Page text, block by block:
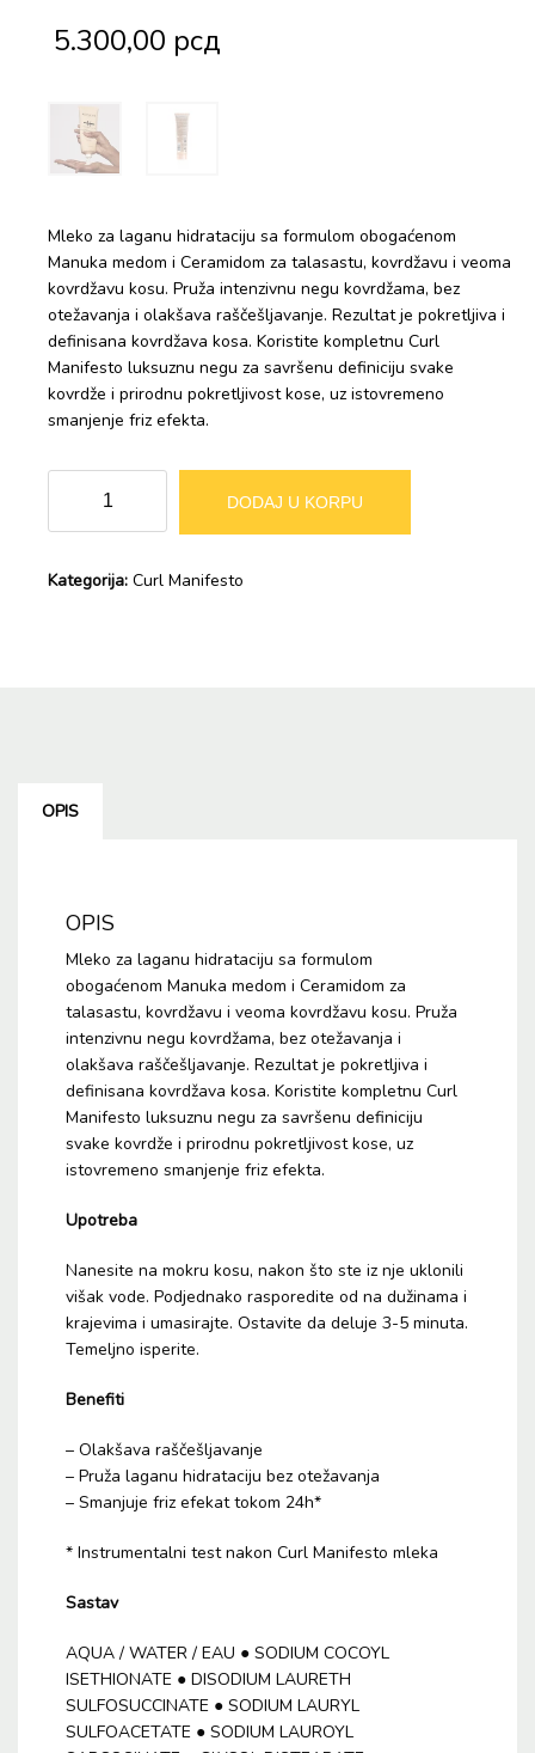
5.300,00 рсд
Mleko za laganu hidrataciju sa formulom obogaćenom
Manuka medom i Ceramidom za talasastu, kovrdžavu i veoma
kovrdžavu kosu. Pruža intenzivnu negu kovrdžama, bez
otežavanja i olakšava raščešljavanje. Rezultat je pokretljiva i
definisana kovrdžava kosa. Koristite kompletnu Curl
Manifesto luksuznu negu za savršenu definiciju svake
kovrdže i prirodnu pokretljivost kose, uz istovremeno
smanjenje friz efekta.
Manifesto
mleko
DODAJ U KORPU
Kategorija: Curl Manifesto
OPIS
OPIS
Mleko za laganu hidrataciju sa formulom
obogaćenom Manuka medom i Ceramidom za
talasastu, kovrdžavu i veoma kovrdžavu kosu. Pruža
intenzivnu negu kovrdžama, bez otežavanja i
olakšava raščešljavanje. Rezultat je pokretljiva i
definisana kovrdžava kosa. Koristite kompletnu Curl
Manifesto luksuznu negu za savršenu definiciju
svake kovrdže i prirodnu pokretljivost kose, uz
istovremeno smanjenje friz efekta.
Upotreba
Nanesite na mokru kosu, nakon što ste iz nje uklonili
višak vode. Podjednako rasporedite od na dužinama i
krajevima i umasirajte. Ostavite da deluje 3-5 minuta.
Temeljno isperite.
Benefiti
– Olakšava raščešljavanje
– Pruža laganu hidrataciju bez otežavanja
– Smanjuje friz efekat tokom 24h*
* Instrumentalni test nakon Curl Manifesto mleka
Sastav
AQUA / WATER / EAU ● SODIUM COCOYL
ISETHIONATE ● DISODIUM LAURETH
SULFOSUCCINATE ● SODIUM LAURYL
SULFOACETATE ● SODIUM LAUROYL